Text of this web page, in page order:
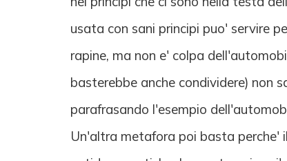
usata con sani principi puo' servire
rapine, ma non e' colpa
basterebbe anche condividere) non
parafrasando l'esempio
Un'altra metafora poi basta perche'